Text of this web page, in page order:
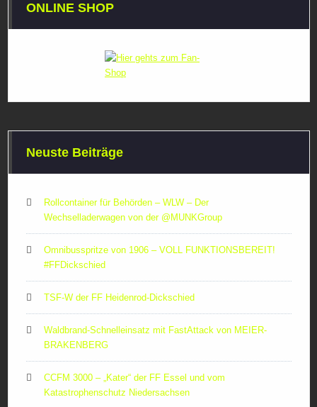
ONLINE SHOP
Neuste Beiträge
Rollcontainer für Behörden – WLW – Der
Wechselladerwagen von der ‪@MUNKGroup‬
Omnibusspritze von 1906 – VOLL FUNKTIONSBEREIT!
#FFDickschied
TSF-W der FF Heidenrod-Dickschied
Waldbrand-Schnelleinsatz mit FastAttack von MEIER-
BRAKENBERG
CCFM 3000 – „Kater“ der FF Essel und vom
Katastrophenschutz Niedersachsen